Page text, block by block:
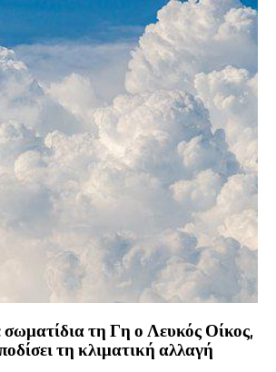
τη Γη ο Λευκός Οίκος,
τη κλιματική αλλαγή